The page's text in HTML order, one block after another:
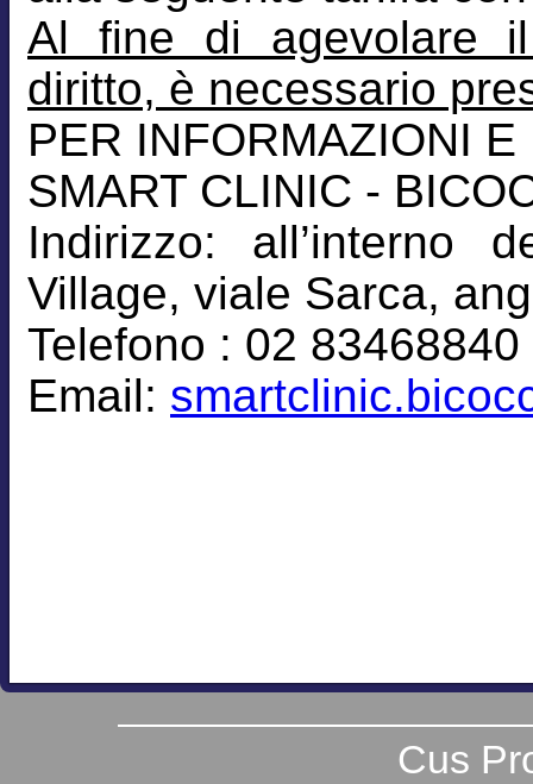
Al fine di agevolare
diritto, è necessario
PER INFORMAZIONI
SMART CLINIC -
Indirizzo: all’interno
Village, viale Sarca,
Telefono : 02 83468840
Email:
Cus